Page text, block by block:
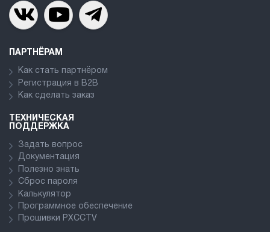
ПАРТНЁРАМ
Как стать партнёром
Регистрация в В2В
Как сделать заказ
ТЕХНИЧЕСКАЯ
ПОДДЕРЖКА
Задать вопрос
Документация
Полезно знать
Сброс пароля
Калькулятор
Программное обеспечение
Прошивки PXCCTV